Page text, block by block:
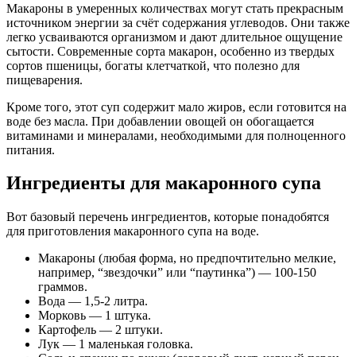
Макароны в умеренных количествах могут стать прекрасным
источником энергии за счёт содержания углеводов. Они также
легко усваиваются организмом и дают длительное ощущение
сытости. Современные сорта макарон, особенно из твердых
сортов пшеницы, богаты клетчаткой, что полезно для
пищеварения.
Кроме того, этот суп содержит мало жиров, если готовится на
воде без масла. При добавлении овощей он обогащается
витаминами и минералами, необходимыми для полноценного
питания.
Ингредиенты для макаронного супа
Вот базовый перечень ингредиентов, которые понадобятся
для приготовления макаронного супа на воде.
Макароны (любая форма, но предпочтительно мелкие,
например, “звездочки” или “паутинка”) — 100-150
граммов.
Вода — 1,5-2 литра.
Морковь — 1 штука.
Картофель — 2 штуки.
Лук — 1 маленькая головка.